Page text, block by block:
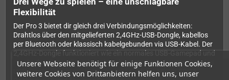
Unsere Webseite benötigt für einige Funktionen Cookies,
weitere Cookies von Drittanbietern helfen uns, unser
Flexibilität
Der Pro 3 bietet dir gleich drei Verbindungsmöglichkeiten:
Drahtlos über den mitgelieferten 2,4GHz-USB-Dongle, kabellos
per Bluetooth oder klassisch kabelgebunden via USB-Kabel. Der
2,4GHz-Dongle funktioniert wie ein normales USB-Gamepad und
macht den Controller mit praktisch jedem Gerät kompatibel, das
USB-Controller unterstützt – perfekt auch für Mister FPGA,